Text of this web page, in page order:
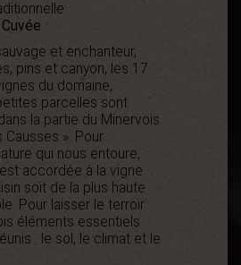
et enchanteur,
pins et canyon, les 17
du domaine,
parcelles sont
la partie du Minervois
Causses ». Pour
qui nous entoure,
accordée à la vigne
soit de la plus haute
Pour laisser le terroir
éléments essentiels
: le sol, le climat et le